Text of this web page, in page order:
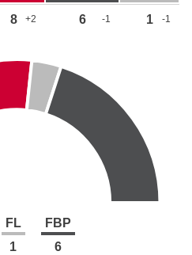
8 +2 6 -1 1 -1
FL
1
FBP
6